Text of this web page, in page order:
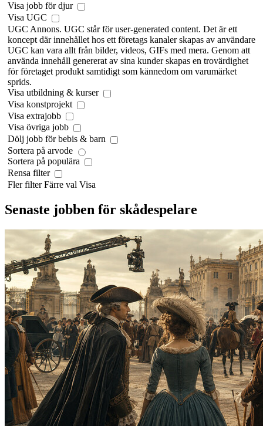
Visa jobb för djur
Visa UGC
UGC Annons. UGC står för user-generated content. Det är ett
koncept där innehållet hos ett företags kanaler skapas av användare
UGC kan vara allt från bilder, videos, GIFs med mera. Genom att
använda innehåll genererat av sina kunder skapas en trovärdighet
för företaget produkt samtidigt som kännedom om varumärket
sprids.
Visa utbildning & kurser
Visa konstprojekt
Visa extrajobb
Visa övriga jobb
Dölj jobb för bebis & barn
Sortera på arvode
Sortera på populära
Rensa filter
Fler filter Färre val Visa
Senaste jobben för skådespelare